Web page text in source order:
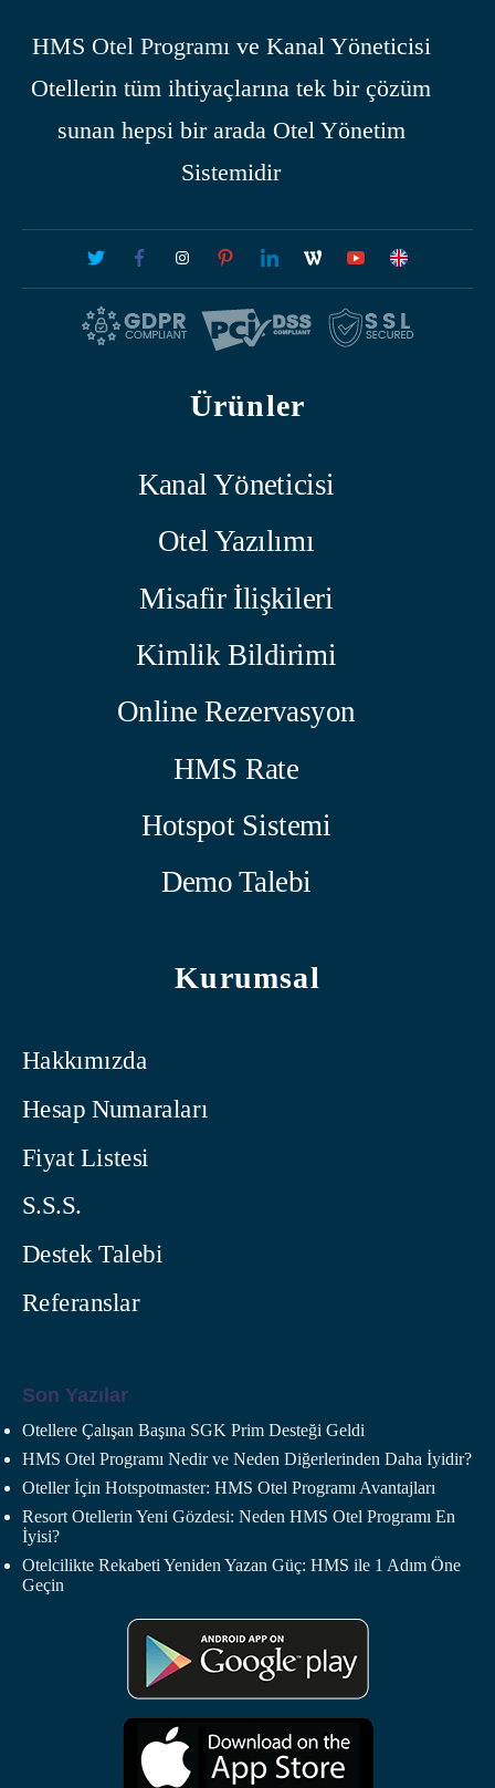
HMS Otel Programıve Kanal Yöneticisi
Otellerin tüm ihtiyaçlarına tek bir çözüm
sunan hepsi bir arada Otel Yönetim
Sistemidir
Ürünler
Kanal Yöneticisi
Otel Yazılımı
Misafir İlişkileri
Kimlik Bildirimi
Online Rezervasyon
HMS Rate
Hotspot Sistemi
Demo Talebi
Kurumsal
Hakkımızda
Hesap Numaraları
Fiyat Listesi
S.S.S.
Destek Talebi
Referanslar
Son Yazılar
Otellere Çalışan Başına SGK Prim Desteği Geldi
HMS Otel Programı Nedir ve Neden Diğerlerinden Daha İyidir?
Oteller İçin Hotspotmaster: HMS Otel Programı Avantajları
Resort Otellerin Yeni Gözdesi: Neden HMS Otel Programı En
İyisi?
Otelcilikte Rekabeti Yeniden Yazan Güç: HMS ile 1 Adım Öne
Geçin